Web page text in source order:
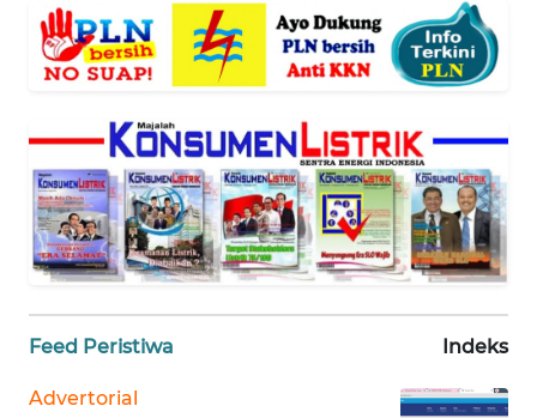
Feed Peristiwa Indeks
Advertorial
TENTANG
KAMI
PEDOMAN
MEDIA
SIBER
REDAKSI
KARIR